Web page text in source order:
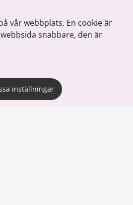
vår webbplats. En cookie är
snabbare, den är
inställningar